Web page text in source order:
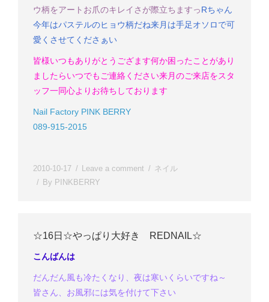
ウ柄をアート お爪のキレイさが際立ちますっRちゃん
今年はパステルのヒョウ柄だね来月は手足オソロで可
愛くさせてくださぁい
皆様いつもありがとうござます何か困ったことがあり
ましたらいつでもご連絡ください来月のご来店をスタ
ッフ一同心よりお待ちしております
Nail Factory PINK BERRY
089-915-2015
2010-10-17 Leave a comment
ネイル
By PINKBERRY
☆16日☆やっぱり大好き REDNAIL☆
こんばんは
だんだん風も冷たくなり、夜は寒いくらいですね～
皆さん、お風邪には気を付けて下さい